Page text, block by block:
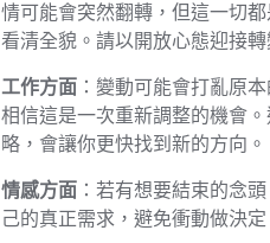
情可能會突然翻轉，但這一切
看清全貌。請以開放心態迎接轉
工作方面 ：變動可能會打亂原
相信這是一次重新調整的機會
略，會讓你更快找到新的方向。
情感方面 ：若有想要結束的念
己的真正需求，避免衝動做決定